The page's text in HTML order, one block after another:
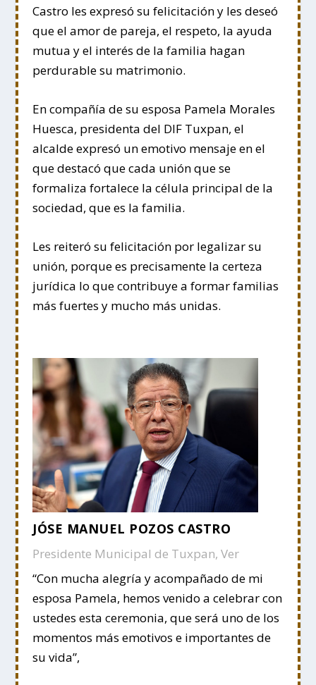
Castro les expresó su felicitación y les deseó
que el amor de pareja, el respeto, la ayuda
mutua y el interés de la familia hagan
perdurable su matrimonio.
En compañía de su esposa Pamela Morales
Huesca, presidenta del DIF Tuxpan, el
alcalde expresó un emotivo mensaje en el
que destacó que cada unión que se
formaliza fortalece la célula principal de la
sociedad, que es la familia.
Les reiteró su felicitación por legalizar su
unión, porque es precisamente la certeza
jurídica lo que contribuye a formar familias
más fuertes y mucho más unidas.
JÓSE MANUEL POZOS CASTRO
Presidente Municipal de Tuxpan, Ver
“Con mucha alegría y acompañado de mi
esposa Pamela, hemos venido a celebrar con
ustedes esta ceremonia, que será uno de los
momentos más emotivos e importantes de
su vida”,